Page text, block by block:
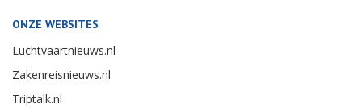
ONZE WEBSITES
Luchtvaartnieuws.nl
Zakenreisnieuws.nl
Triptalk.nl